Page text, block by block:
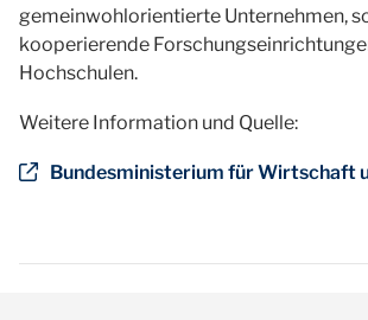
gemeinwohlorientierte Unternehmen,
kooperierende
Hochschulen.
Weitere Information und Quelle:
Bundesministerium für Wirtschaft